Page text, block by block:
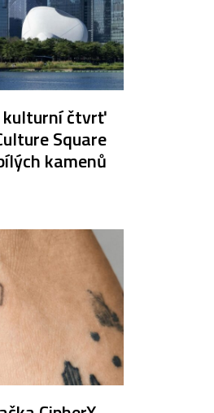
kulturní čtvrť
Square
kamenů